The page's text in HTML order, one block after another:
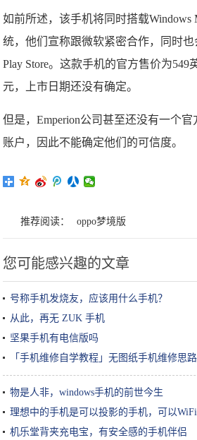
如前所述，该手机将同时搭载Windows
统，他们宣称跟微软紧密合作，同时也
Play Store。这款手机的官方售价为549
元，上市日期还没有确定。
但是，Emperion公司甚至还没有一个
账户，因此不能确定他们的可信度。
推荐阅读： oppo梦境版
您可能感兴趣的文章
号称手机发烧友，应该用什么手机？
从此，再无 ZUK 手机
坚果手机有电信版吗
「手机维修自学教程」无图纸手机维修思
物是人非，windows手机的前世今生
理想中的手机是可以投影的手机，可以
机乐堂背夹充电宝，有安全感的手机伴侣